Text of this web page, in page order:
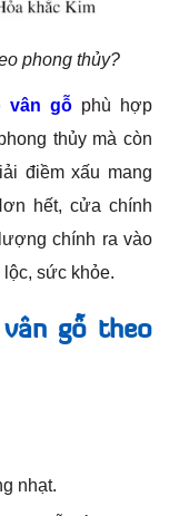
phong thủy?
vân gỗ phù hợp
thủy mà còn
điềm xấu mang
hết, cửa chính
chính ra vào
sức khỏe.
gỗ theo
nhạt.